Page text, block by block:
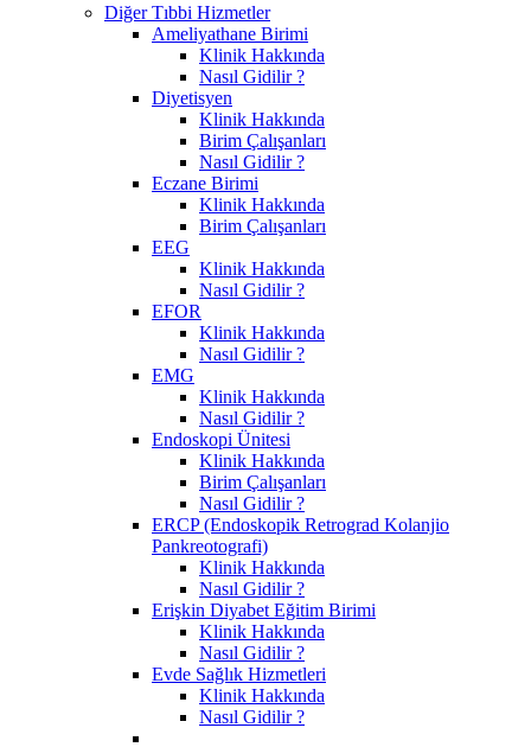
Diğer Tıbbi Hizmetler
Ameliyathane Birimi
Klinik Hakkında
Nasıl Gidilir ?
Diyetisyen
Klinik Hakkında
Birim Çalışanları
Nasıl Gidilir ?
Eczane Birimi
Klinik Hakkında
Birim Çalışanları
EEG
Klinik Hakkında
Nasıl Gidilir ?
EFOR
Klinik Hakkında
Nasıl Gidilir ?
EMG
Klinik Hakkında
Nasıl Gidilir ?
Endoskopi Ünitesi
Klinik Hakkında
Birim Çalışanları
Nasıl Gidilir ?
ERCP (Endoskopik Retrograd Kolanjio
Pankreotografi)
Klinik Hakkında
Nasıl Gidilir ?
Erişkin Diyabet Eğitim Birimi
Klinik Hakkında
Nasıl Gidilir ?
Evde Sağlık Hizmetleri
Klinik Hakkında
Nasıl Gidilir ?